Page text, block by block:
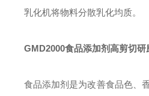
乳化机将物料分散乳化均质。
GMD2000食品添加剂高剪切研
食品添加剂是为改善食品色、